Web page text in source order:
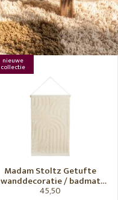
nieuwe
collectie
Madam Stoltz Getufte
wanddecoratie / badmat
Vanille
45,50